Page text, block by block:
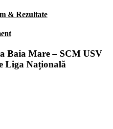
& Rezultate
Baia Mare – SCM USV
Liga Națională